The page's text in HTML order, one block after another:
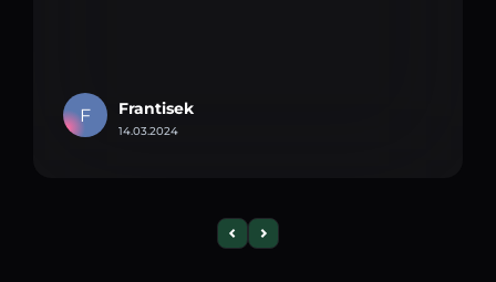
F Frantisek
14.03.2024